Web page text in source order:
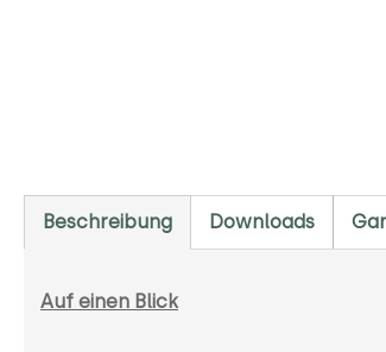
Beschreibung Downloads
Auf einen Blick